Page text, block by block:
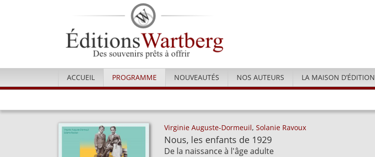
ACCUEIL PROGRAMME NOUVEAUTÉS NOS AUTEURS LA MAISON D’ÉDITION
Virginie Auguste-Dormeuil, Solanie Ravoux
Nous, les enfants de 1929
De la naissance à l'âge adulte